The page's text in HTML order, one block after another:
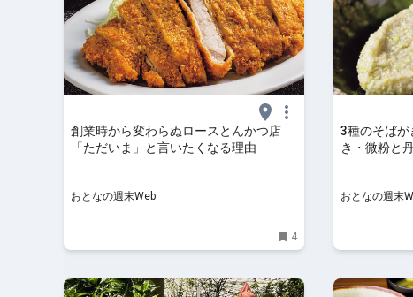
創業時から変わらぬロースとんかつ店
「ただいま」と言いたくなる理由
おとなの週末Web
4
3種のそば
き・微粉と
おとなの週末